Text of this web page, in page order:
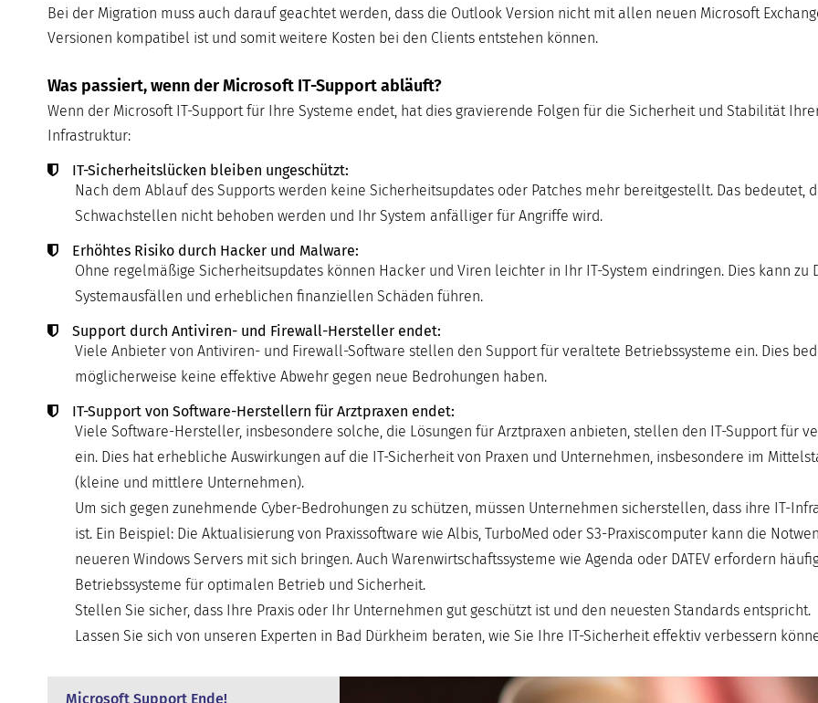
Bei der Migration muss auch darauf geachtet werden, dass die Outlook Version nicht mit allen neuen Microsoft
Versionen kompatibel ist und somit weitere Kosten bei den Clients entstehen können.
Was passiert, wenn der Microsoft IT-Support abläuft?
Wenn der Microsoft IT-Support für Ihre Systeme endet, hat dies gravierende Folgen für die Sicherheit und Stabilität
Infrastruktur:
IT-Sicherheitslücken bleiben ungeschützt:
Nach dem Ablauf des Supports werden keine Sicherheitsupdates oder Patches mehr bereitgestellt. Das bedeutet,
Schwachstellen nicht behoben werden und Ihr System anfälliger für Angriffe wird.
Erhöhtes Risiko durch Hacker und Malware:
Ohne regelmäßige Sicherheitsupdates können Hacker und Viren leichter in Ihr IT-System eindringen. Dies kann zu
Systemausfällen und erheblichen finanziellen Schäden führen.
Support durch Antiviren- und Firewall-Hersteller endet:
Viele Anbieter von Antiviren- und Firewall-Software stellen den Support für veraltete Betriebssysteme ein. Dies
möglicherweise keine effektive Abwehr gegen neue Bedrohungen haben.
IT-Support von Software-Herstellern für Arztpraxen endet:
Viele Software-Hersteller, insbesondere solche, die Lösungen für Arztpraxen anbieten, stellen den IT-Support für
ein. Dies hat erhebliche Auswirkungen auf die IT-Sicherheit von Praxen und Unternehmen, insbesondere im
(kleine und mittlere Unternehmen).
Um sich gegen zunehmende Cyber-Bedrohungen zu schützen, müssen Unternehmen sicherstellen, dass ihre IT-
ist. Ein Beispiel: Die Aktualisierung von Praxissoftware wie Albis, TurboMed oder S3-Praxiscomputer kann die
neueren Windows Servers mit sich bringen. Auch Warenwirtschaftssysteme wie Agenda oder DATEV erfordern
Betriebssysteme für optimalen Betrieb und Sicherheit.
Stellen Sie sicher, dass Ihre Praxis oder Ihr Unternehmen gut geschützt ist und den neuesten Standards entspricht.
Lassen Sie sich von unseren Experten in Bad Dürkheim beraten, wie Sie Ihre IT-Sicherheit effektiv verbessern
Microsoft Support Ende!